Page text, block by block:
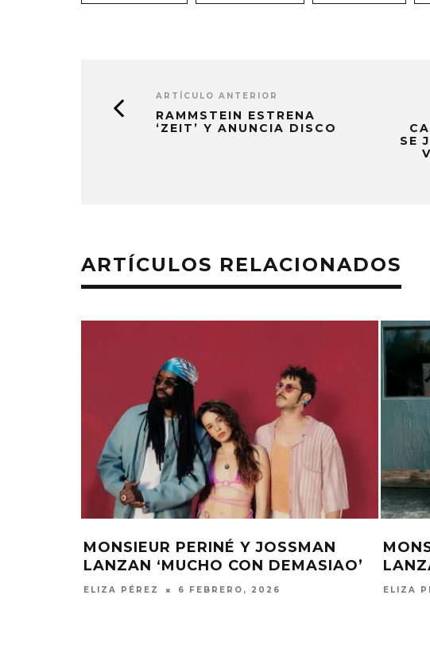
ARTÍCULO ANTERIOR
RAMMSTEIN ESTRENA
‘ZEIT’ Y ANUNCIA DISCO
SE
ARTÍCULOS RELACIONADOS
MONSIEUR PERINÉ Y JOSSMAN
LANZAN ‘MUCHO CON DEMASIAO’
ELIZA PÉREZ 6 FEBRERO, 2026 ELIZA